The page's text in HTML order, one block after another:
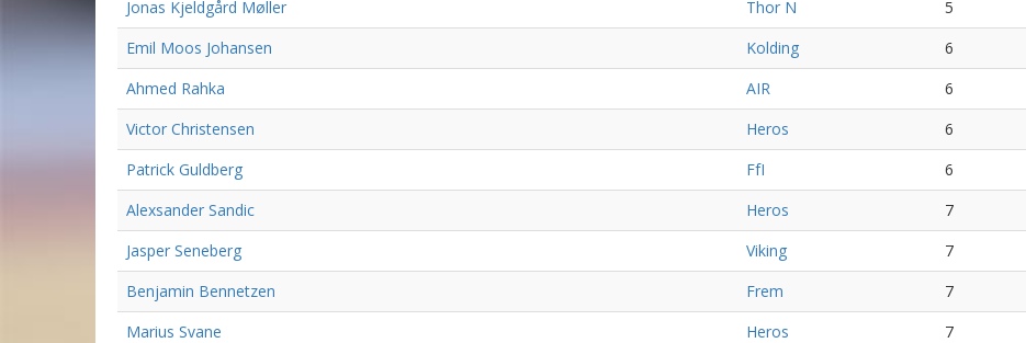
Jonas Kjeldgård Møller
Thor N 5
Emil Moos Johansen
Kolding 6
Ahmed Rahka
AIR 6
Victor Christensen
Heros 6
Patrick Guldberg
FfI 6
Alexsander Sandic
Heros 7
Jasper Seneberg
Viking 7
Benjamin Bennetzen
Frem 7
Marius Svane
Heros 7